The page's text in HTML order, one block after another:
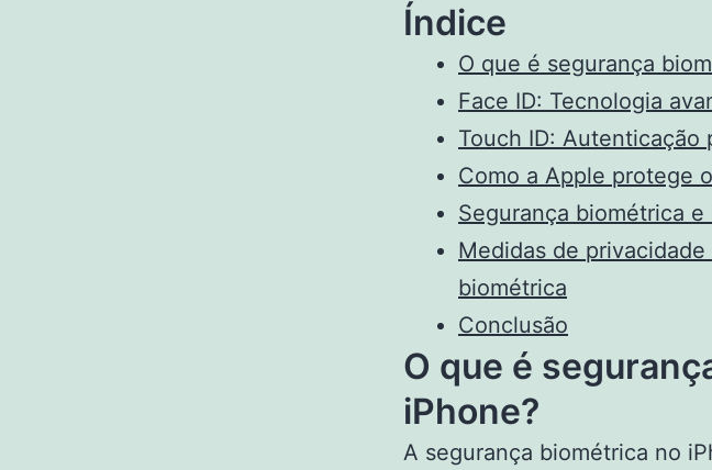
Índice
O que é segurança
Face ID: Tecnologia
Touch ID: Autenticação
Como a Apple protege
Segurança biométrica
Medidas de
biométrica
Conclusão
O que é
iPhone?
A segurança biométrica no